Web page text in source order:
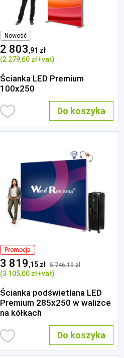
Nowość
2 803,91 zł
(2 279,60 zł+vat)
Ścianka LED Premium
100x250
Do koszyka
Promocja
3 819,15 zł 5 746,19 zł
(3 105,00 zł+vat)
Ścianka podświetlana LED
Premium 285x250 w walizce
na kółkach
Do koszyka